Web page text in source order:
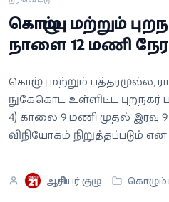
வீடியோ
வணிகம்
கட்டுரை
வெப்ஸ்டோரி
கொழும்பு மற்றும்
நாளை 12 மணி நேர
கொழும்பு மற்றும் பத்தரமுல்ல,
நுகேகொட உள்ளிட்ட புறநகர்
4) காலை 9 மணி முதல்
விநியோகம் நிறுத்தப்படும்
ஆசிரியர் குழு